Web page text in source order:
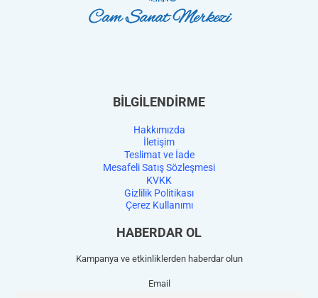
BİLGİLENDİRME
Hakkımızda
İletişim
Teslimat ve İade
Mesafeli Satış Sözleşmesi
KVKK
Gizlilik Politikası
Çerez Kullanımı
HABERDAR OL
Kampanya ve etkinliklerden haberdar olun
Email